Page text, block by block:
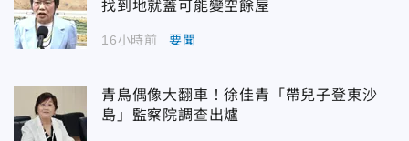
找到地就蓋可能變空餘屋
16小時前 要聞
青鳥偶像大翻車！徐佳青「帶兒子登東沙
島」監察院調查出爐